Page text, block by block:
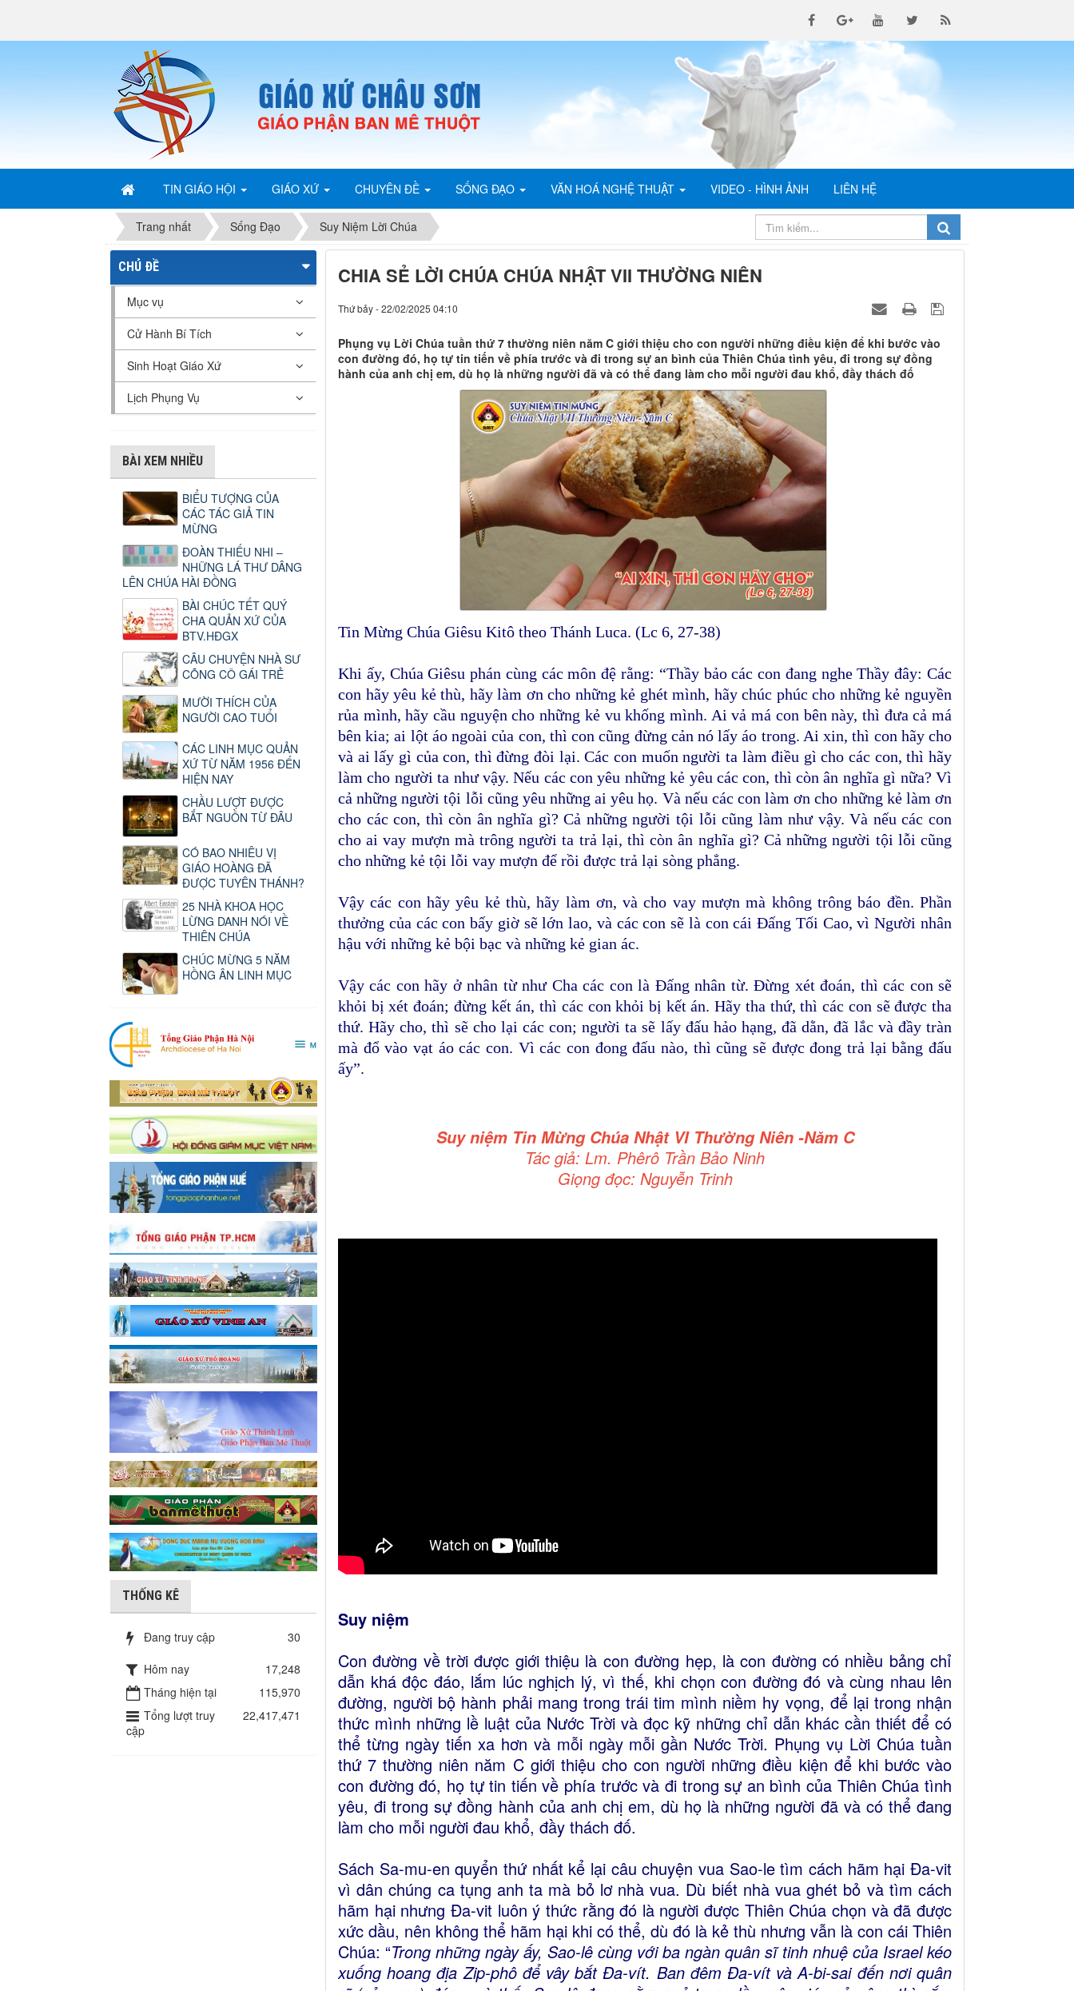
TIN GIÁO HỘI GIÁO XỨ CHUYÊN ĐỀ SỐNG ĐẠO VĂN HOÁ NGHỆ THUẬT VIDEO - HÌNH ẢNH LIÊN HỆ
Trang nhất Sống Đạo Suy Niệm Lời Chúa
CHIA SẺ LỜI CHÚA CHÚA NHẬT VII THƯỜNG NIÊN
Thứ bảy - 22/02/2025 04:10
Phụng vụ Lời Chúa tuần thứ 7 thường niên năm C giới thiệu cho con người những điều kiện để khi bước vào
con đường đó, họ tự tin tiến về phía trước và đi trong sự an bình của Thiên Chúa tình yêu, đi trong sự đồng
hành của anh chị em, dù họ là những người đã và có thể đang làm cho mỗi người đau khổ, đầy thách đố
Tin Mừng Chúa Giêsu Kitô theo Thánh Luca. (Lc 6, 27-38)
Khi ấy, Chúa Giêsu phán cùng các môn đệ rằng: “Thầy bảo các con đang nghe Thầy đây: Các
con hãy yêu kẻ thù, hãy làm ơn cho những kẻ ghét mình, hãy chúc phúc cho những kẻ nguyền
rủa mình, hãy cầu nguyện cho những kẻ vu khống mình. Ai vả má con bên này, thì đưa cả má
bên kia; ai lột áo ngoài của con, thì con cũng đừng cản nó lấy áo trong. Ai xin, thì con hãy cho
và ai lấy gì của con, thì đừng đòi lại. Các con muốn người ta làm điều gì cho các con, thì hãy
làm cho người ta như vậy. Nếu các con yêu những kẻ yêu các con, thì còn ân nghĩa gì nữa? Vì
cả những người tội lỗi cũng yêu những ai yêu họ. Và nếu các con làm ơn cho những kẻ làm ơn
cho các con, thì còn ân nghĩa gì? Cả những người tội lỗi cũng làm như vậy. Và nếu các con
cho ai vay mượn mà trông người ta trả lại, thì còn ân nghĩa gì? Cả những người tội lỗi cũng
cho những kẻ tội lỗi vay mượn để rồi được trả lại sòng phẳng.
Vậy các con hãy yêu kẻ thù, hãy làm ơn, và cho vay mượn mà không trông báo đền. Phần
thưởng của các con bấy giờ sẽ lớn lao, và các con sẽ là con cái Ðấng Tối Cao, vì Người nhân
hậu với những kẻ bội bạc và những kẻ gian ác.
Vậy các con hãy ở nhân từ như Cha các con là Ðấng nhân từ. Ðừng xét đoán, thì các con sẽ
khỏi bị xét đoán; đừng kết án, thì các con khỏi bị kết án. Hãy tha thứ, thì các con sẽ được tha
thứ. Hãy cho, thì sẽ cho lại các con; người ta sẽ lấy đấu hảo hạng, đã dằn, đã lắc và đầy tràn
mà đổ vào vạt áo các con. Vì các con đong đấu nào, thì cũng sẽ được đong trả lại bằng đấu
ấy”.
Suy niệm Tin Mừng Chúa Nhật VI Thường Niên -Năm C
Tác giả: Lm. Phêrô Trần Bảo Ninh
Giọng đọc: Nguyễn Trinh
Suy niệm
Con đường về trời được giới thiệu là con đường hẹp, là con đường có nhiều bảng chỉ
dẫn khá độc đáo, lắm lúc nghịch lý, vì thế, khi chọn con đường đó và cùng nhau lên
đường, người bộ hành phải mang trong trái tim mình niềm hy vọng, để lại trong nhận
thức mình những lề luật của Nước Trời và đọc kỹ những chỉ dẫn khác cần thiết để có
thể từng ngày tiến xa hơn và mỗi ngày mỗi gần Nước Trời. Phụng vụ Lời Chúa tuần
thứ 7 thường niên năm C giới thiệu cho con người những điều kiện để khi bước vào
con đường đó, họ tự tin tiến về phía trước và đi trong sự an bình của Thiên Chúa tình
yêu, đi trong sự đồng hành của anh chị em, dù họ là những người đã và có thể đang
làm cho mỗi người đau khổ, đầy thách đố.
Sách Sa-mu-en quyển thứ nhất kể lại câu chuyện vua Sao-le tìm cách hãm hại Đa-vit
vì dân chúng ca tụng anh ta mà bỏ lơ nhà vua. Dù biết nhà vua ghét bỏ và tìm cách
hãm hại nhưng Đa-vit luôn ý thức rằng đó là người được Thiên Chúa chọn và đã được
xức dầu, nên không thể hãm hại khi có thể, dù đó là kẻ thù nhưng vẫn là con cái Thiên
Chúa: “Trong những ngày ấy, Sao-lê cùng với ba ngàn quân sĩ tinh nhuệ của Israel kéo
xuống hoang địa Zip-phô để vây bắt Ða-vít. Ban đêm Ða-vít và A-bi-sai đến nơi quân
CHỦ ĐỀ
Mục vụ
Cử Hành Bí Tích
Sinh Hoạt Giáo Xứ
Lịch Phụng Vụ
BÀI XEM NHIỀU
BIỂU TƯỢNG CỦA
CÁC TÁC GIẢ TIN
MỪNG
ĐOÀN THIẾU NHI –
NHỮNG LÁ THƯ DÂNG
LÊN CHÚA HÀI ĐỒNG
BÀI CHÚC TẾT QUÝ
CHA QUẢN XỨ CỦA
BTV.HĐGX
CÂU CHUYỆN NHÀ SƯ
CÕNG CÔ GÁI TRẺ
MƯỜI THÍCH CỦA
NGƯỜI CAO TUỔI
CÁC LINH MỤC QUẢN
XỨ TỪ NĂM 1956 ĐẾN
HIỆN NAY
CHẦU LƯỢT ĐƯỢC
BẮT NGUỒN TỪ ĐÂU
CÓ BAO NHIÊU VỊ
GIÁO HOÀNG ĐÃ
ĐƯỢC TUYÊN THÁNH?
25 NHÀ KHOA HỌC
LỪNG DANH NÓI VỀ
THIÊN CHÚA
CHÚC MỪNG 5 NĂM
HỒNG ÂN LINH MỤC
THỐNG KÊ
Đang truy cập
30
Hôm nay
17,248
Tháng hiện tại
115,970
Tổng lượt truy
cập
22,417,471